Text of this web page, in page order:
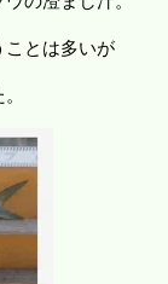
ことは多いが